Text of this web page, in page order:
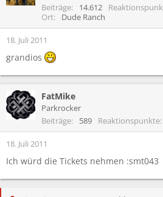
Beiträge 14.612
Ort
Dude Ranch
18. Juli 2011
grandios
FatMike
Parkrocker
Beiträge
589 Reaktionspunkte
18. Juli 2011
Ich würd die Tickets nehmen :smt043